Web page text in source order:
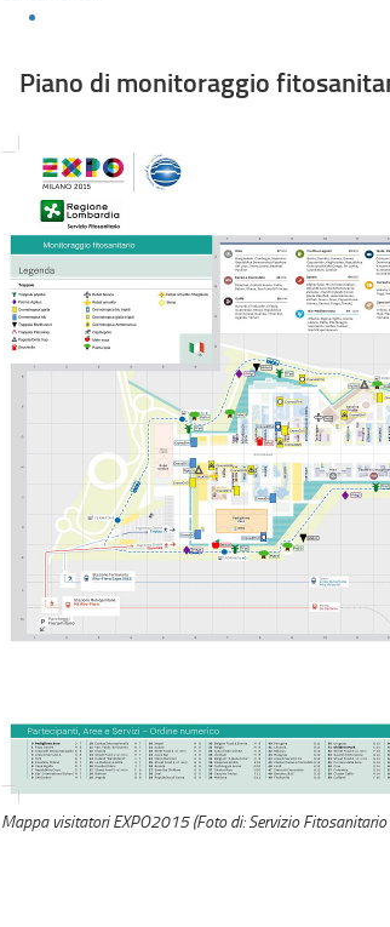
Piano di monitoraggio
Mappa visitatori EXPO2015 (Foto di: Servizio